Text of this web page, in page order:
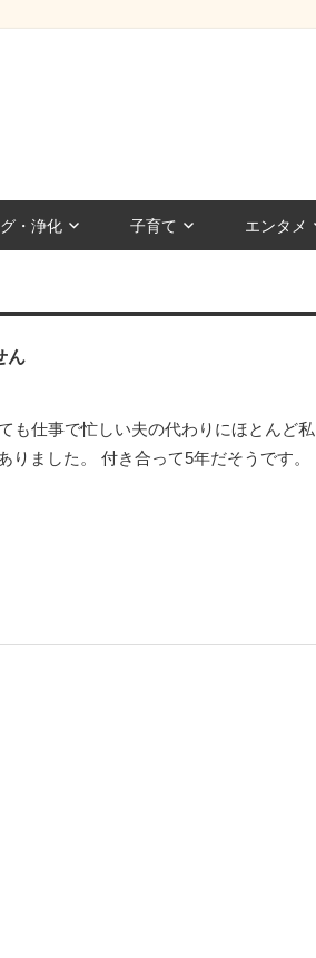
・浄化 子育て エンタメ
ん
も仕事で忙しい夫の代わりにほとんど私
ました。 付き合って5年だそうです。